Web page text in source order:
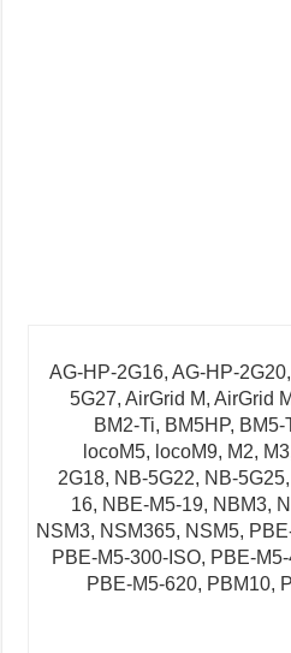
AG-HP-2G16, AG-HP-
5G27, AirGrid M, AirGrid
BM2-Ti, BM5HP,
locoM5, locoM9, M2,
2G18, NB-5G22, NB-
16, NBE-M5-19, NBM3,
NSM3, NSM365, NSM5,
PBE-M5-300-ISO, PBE-
PBE-M5-620, PBM10,